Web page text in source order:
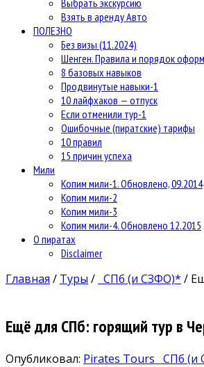
Взять в аренду Авто
ПОЛЕЗНО
Без визы (11.2024)
Шенген. Правила и порядок
8 базовых навыков
Продвинутые навыки-1
10 лайфхаков — отпуск
Если отменили тур-1
Ошибочные (пиратские) тарифы
10 правил
15 причин успеха
Мили
Копим мили-1. Обновлено, 09.2014
Копим мили-2
Копим мили-3
Копим мили-4. Обновлено 12.2015
О пиратах
Disclaimer
Главная / Туры / СПб (и СЗФО)* /
Ещё для СПб: горящий тур в
Опубликовал: Pirates Tours СПб (и